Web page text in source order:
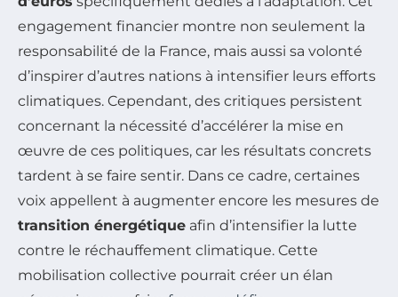
engagement financier montre non seulement la
responsabilité de la France, mais aussi sa volonté
d’inspirer d’autres nations à intensifier leurs efforts
climatiques. Cependant, des critiques persistent
concernant la nécessité d’accélérer la mise en
œuvre de ces politiques, car les résultats concrets
tardent à se faire sentir. Dans ce cadre, certaines
voix appellent à augmenter encore les mesures de
transition énergétique afin d’intensifier la lutte
contre le réchauffement climatique. Cette
mobilisation collective pourrait créer un élan